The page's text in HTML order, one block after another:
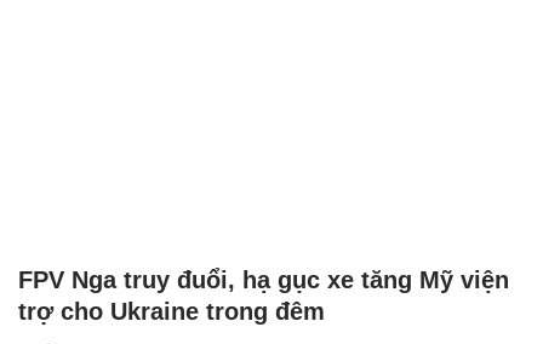
FPV Nga truy đuổi, hạ gục xe tăng Mỹ viện
trợ cho Ukraine trong đêm